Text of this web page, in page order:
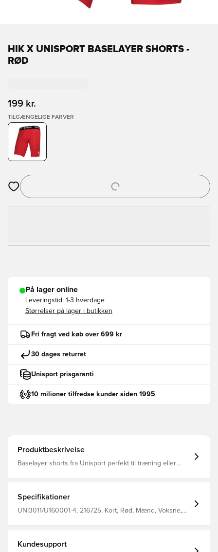
HIK X UNISPORT BASELAYER SHORTS -
RØD
199 kr.
TILGÆNGELIGE FARVER
Åbner en Modal til at logge ind eller tilmelde dig som medlem
På lager online
Leveringstid: 1-3 hverdage
Størrelser på lager i butikken
Fri fragt ved køb over 699 kr
30 dages returret
Unisport prisgaranti
10 milioner tilfredse kunder siden 1995
Produktbeskrivelse
Baselayer shorts fra Unisport perfekt til træning eller
og varm Den brede og elastiske linning kan strækkes for
Specifikationer
UNI3011/U160001-4, 216725, Kort, Rød, Mænd, Voksne,
Kundesupport